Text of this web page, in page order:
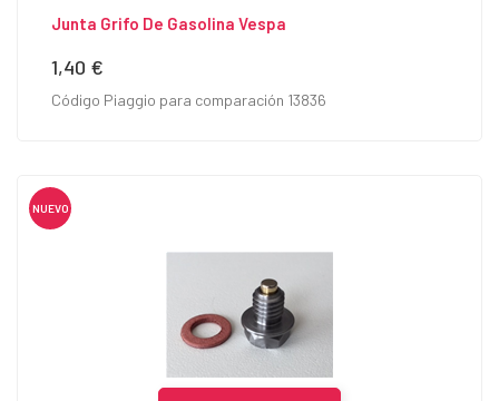
Junta Grifo De Gasolina Vespa
Precio
1,40 €
Código Piaggio para comparación 13836
NUEVO